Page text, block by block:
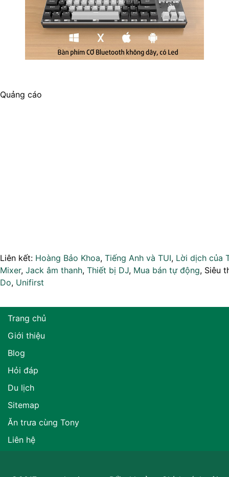
Quảng cáo
Liên kết: Hoàng Bảo Khoa, Tiếng Anh và TUI, Lời dịch của
Mixer, Jack âm thanh, Thiết bị DJ, Mua bán tự động, Siêu
Do, Unifirst
Trang chủ
Giới thiệu
Blog
Hỏi đáp
Du lịch
Sitemap
Ăn trưa cùng Tony
Liên hệ